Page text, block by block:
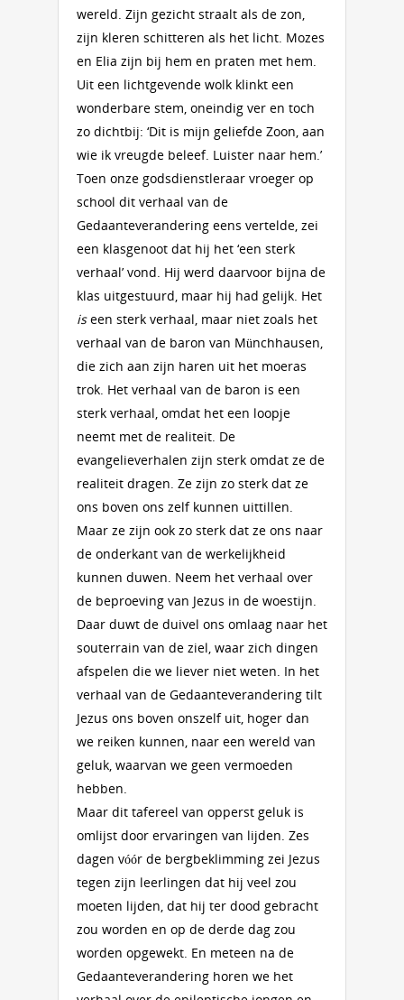
wereld. Zijn gezicht straalt als de zon,
zijn kleren schitteren als het licht. Mozes
en Elia zijn bij hem en praten met hem.
Uit een lichtgevende wolk klinkt een
wonderbare stem, oneindig ver en toch
zo dichtbij: ‘Dit is mijn geliefde Zoon, aan
wie ik vreugde beleef. Luister naar hem.’
Toen onze godsdienstleraar vroeger op
school dit verhaal van de
Gedaanteverandering eens vertelde, zei
een klasgenoot dat hij het ‘een sterk
verhaal’ vond. Hij werd daarvoor bijna de
klas uitgestuurd, maar hij had gelijk. Het
iseen sterk verhaal, maar niet zoals het
verhaal van de baron van Münchhausen,
die zich aan zijn haren uit het moeras
trok. Het verhaal van de baron is een
sterk verhaal, omdat het een loopje
neemt met de realiteit. De
evangelieverhalen zijn sterk omdat ze de
realiteit dragen. Ze zijn zo sterk dat ze
ons boven ons zelf kunnen uittillen.
Maar ze zijn ook zo sterk dat ze ons naar
de onderkant van de werkelijkheid
kunnen duwen. Neem het verhaal over
de beproeving van Jezus in de woestijn.
Daar duwt de duivel ons omlaag naar het
souterrain van de ziel, waar zich dingen
afspelen die we liever niet weten. In het
verhaal van de Gedaanteverandering tilt
Jezus ons boven onszelf uit, hoger dan
we reiken kunnen, naar een wereld van
geluk, waarvan we geen vermoeden
hebben.
Maar dit tafereel van opperst geluk is
omlijst door ervaringen van lijden. Zes
dagen vóór de bergbeklimming zei Jezus
tegen zijn leerlingen dat hij veel zou
moeten lijden, dat hij ter dood gebracht
zou worden en op de derde dag zou
worden opgewekt. En meteen na de
Gedaanteverandering horen we het